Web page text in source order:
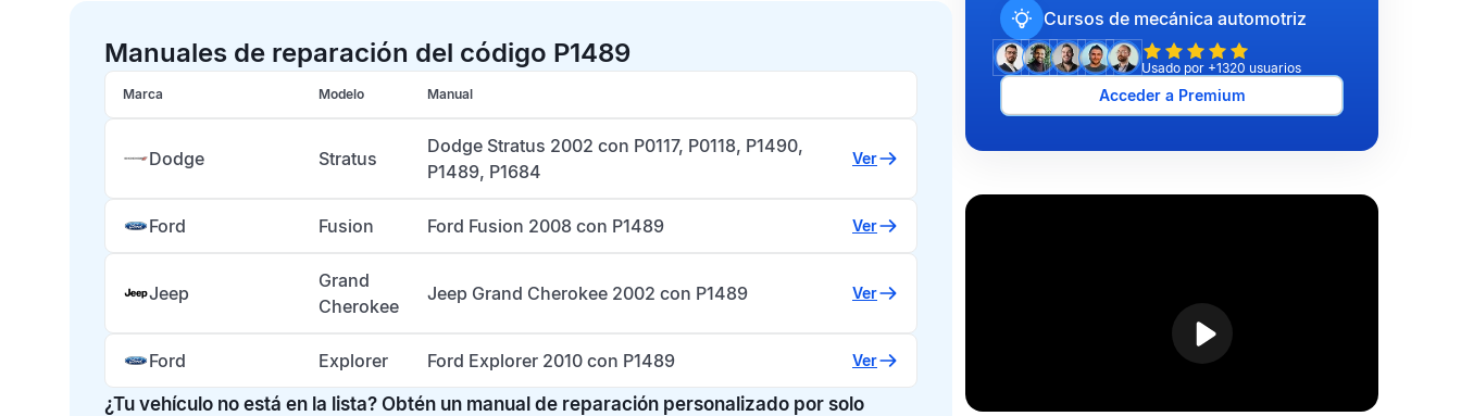
Manuales de reparación del código P1489
Marca Modelo Manual
Dodge Stratus
Dodge Stratus 2002 con P0117, P0118, P1490,
P1489, P1684
Ver
Ford Fusion Ford Fusion 2008 con P1489 Ver
Jeep
Grand
Cherokee
Jeep Grand Cherokee 2002 con P1489 Ver
Ford Explorer Ford Explorer 2010 con P1489 Ver
¿Tu vehículo no está en la lista? Obtén un manual de reparación personalizado por solo
Cursos de mecánica automotriz
Usado por +1320 usuarios
Acceder a Premium